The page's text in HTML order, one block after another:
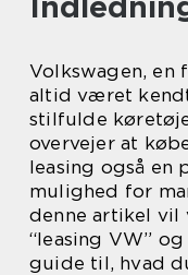
Volkswagen, en
altid været
stilfulde
overvejer at
leasing også
mulighed for
denne artikel vil
“leasing VW”
guide til, hvad